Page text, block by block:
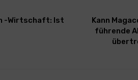
-Wirtschaft: Ist
Kann
führende